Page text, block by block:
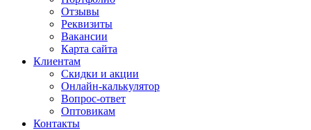
Отзывы
Реквизиты
Вакансии
Карта сайта
Клиентам
Скидки и акции
Онлайн-калькулятор
Вопрос-ответ
Оптовикам
Контакты